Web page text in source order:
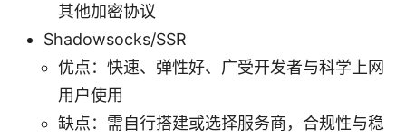
其他加密协议
Shadowsocks/SSR
优点：快速、弹性好、广受开发者与科学上网
用户使用
缺点：需自行搭建或选择服务商，合规性与稳